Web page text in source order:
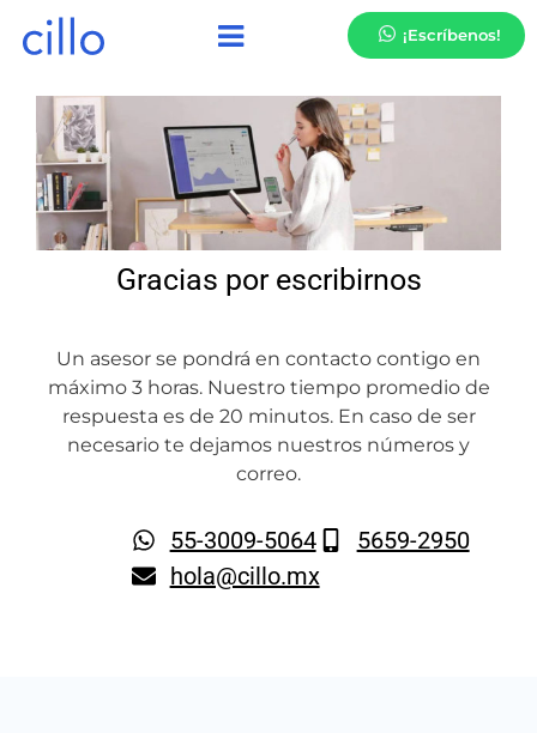
¡Escríbenos!
Gracias por escribirnos
Un asesor se pondrá en contacto contigo en
máximo 3 horas. Nuestro tiempo promedio de
respuesta es de 20 minutos. En caso de ser
necesario te dejamos nuestros números y
correo.
55-3009-5064
5659-2950
hola@cillo.mx